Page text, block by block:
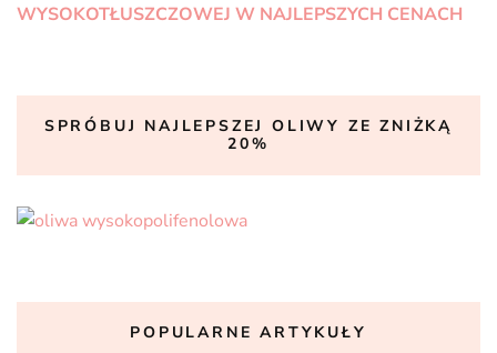
WYSOKOTŁUSZCZOWEJ W NAJLEPSZYCH CENACH
SPRÓBUJ NAJLEPSZEJ OLIWY ZE ZNIŻKĄ
20%
POPULARNE ARTYKUŁY